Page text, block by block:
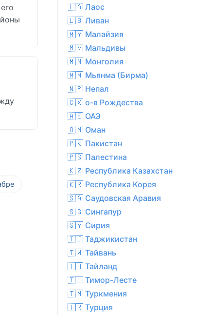
🇱🇦 Лаос
🇱🇧 Ливан
🇲🇾 Малайзия
🇲🇻 Мальдивы
🇲🇳 Монголия
🇲🇲 Мьянма (Бирма)
🇳🇵 Непал
🇨🇽 о-в Рождества
🇦🇪 ОАЭ
🇴🇲 Оман
🇵🇰 Пакистан
🇵🇸 Палестина
🇰🇿 Республика Казахстан
🇰🇷 Республика Корея
🇸🇦 Саудовская Аравия
🇸🇬 Сингапур
🇸🇾 Сирия
🇹🇯 Таджикистан
🇹🇼 Тайвань
🇹🇭 Тайланд
🇹🇱 Тимор-Лесте
🇹🇲 Туркмения
🇹🇷 Турция